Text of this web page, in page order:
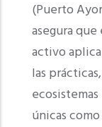
(Puerto
asegura
activo
las
únicas